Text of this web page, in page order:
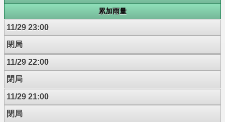
累加雨量
11/29 23:00
閉局
11/29 22:00
閉局
11/29 21:00
閉局